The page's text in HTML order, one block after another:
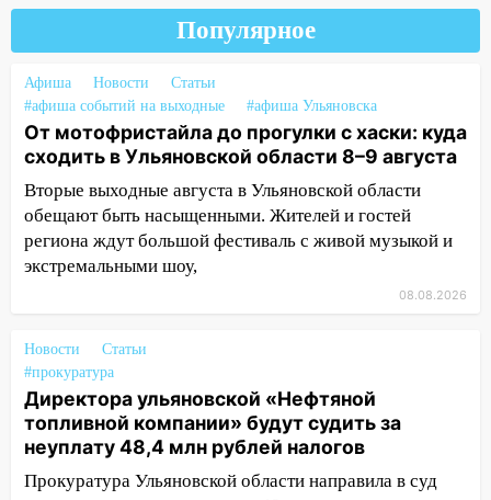
на фестивале «ФормАРТ»
пилотным регионом проекта
«Культурное долголетие»
17:16 В реанимацию Ульяновской
областной больницы поступили шесть
новых аппаратов ИВЛ
16:51 В Чердаклинском районе
ремонтируют дороги, ставят остановки
девять бункеров для крупногабаритного
мусора
16:26 В Ульяновске бесплатно покажут
матч «Волги» под открытым небом
16:12 В Ульяновском госуниверситете
Популярное
Афиша Новости
Статьи
#афиша событий на выходные
#афиша Ульяновска
От мотофристайла до прогулки с хаски: куда
сходить в Ульяновской области 8–9 августа
Вторые выходные августа в Ульяновской области
обещают быть насыщенными. Жителей и гостей
региона ждут большой фестиваль с живой музыкой и
экстремальными шоу,
08.08.2026
Новости
Статьи
#прокуратура
Директора ульяновской «Нефтяной
топливной компании» будут судить за
неуплату 48,4 млн рублей налогов
Прокуратура Ульяновской области направила в суд